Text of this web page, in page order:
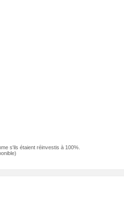
s'ils étaient réinvestis à 100%.